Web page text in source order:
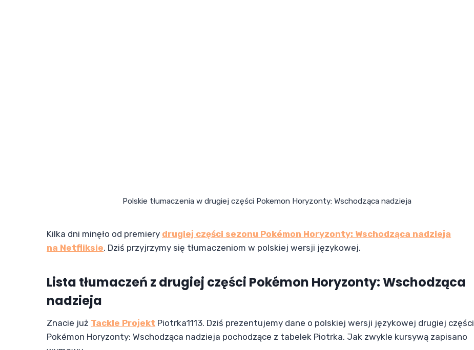
Polskie tłumaczenia w drugiej części Pokemon Horyzonty: Wschodząca nadzieja
Kilka dni minęło od premiery drugiej części sezonu Pokémon Horyzonty: Wschodząca nadzieja
na Netfliksie. Dziś przyjrzymy się tłumaczeniom w polskiej wersji językowej.
Lista tłumaczeń z drugiej części Pokémon Horyzonty: Wschodząca
nadzieja
Znacie już Tackle Projekt Piotrka1113. Dziś prezentujemy dane o polskiej wersji językowej drugiej części
Pokémon Horyzonty: Wschodząca nadzieja pochodzące z tabelek Piotrka. Jak zwykle kursywą zapisano